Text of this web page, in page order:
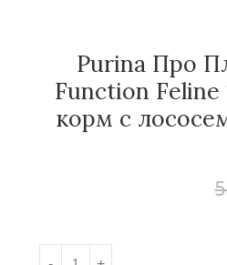
Purina Про
Function
корм с